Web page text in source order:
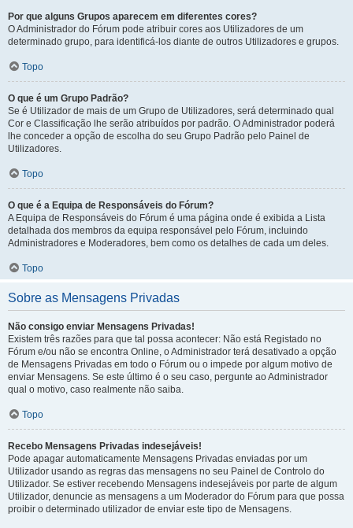
Por que alguns Grupos aparecem em diferentes cores?
O Administrador do Fórum pode atribuir cores aos Utilizadores de um
determinado grupo, para identificá-los diante de outros Utilizadores e grupos.
Topo
O que é um Grupo Padrão?
Se é Utilizador de mais de um Grupo de Utilizadores, será determinado qual
Cor e Classificação lhe serão atribuídos por padrão. O Administrador poderá
lhe conceder a opção de escolha do seu Grupo Padrão pelo Painel de
Utilizadores.
Topo
O que é a Equipa de Responsáveis do Fórum?
A Equipa de Responsáveis do Fórum é uma página onde é exibida a Lista
detalhada dos membros da equipa responsável pelo Fórum, incluindo
Administradores e Moderadores, bem como os detalhes de cada um deles.
Topo
Sobre as Mensagens Privadas
Não consigo enviar Mensagens Privadas!
Existem três razões para que tal possa acontecer: Não está Registado no
Fórum e/ou não se encontra Online, o Administrador terá desativado a opção
de Mensagens Privadas em todo o Fórum ou o impede por algum motivo de
enviar Mensagens. Se este último é o seu caso, pergunte ao Administrador
qual o motivo, caso realmente não saiba.
Topo
Recebo Mensagens Privadas indesejáveis!
Pode apagar automaticamente Mensagens Privadas enviadas por um
Utilizador usando as regras das mensagens no seu Painel de Controlo do
Utilizador. Se estiver recebendo Mensagens indesejáveis por parte de algum
Utilizador, denuncie as mensagens a um Moderador do Fórum para que possa
proibir o determinado utilizador de enviar este tipo de Mensagens.